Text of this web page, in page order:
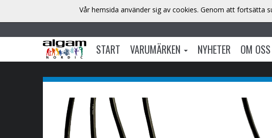
START VARUMÄRKEN NYHETER OM OSS
Vår hemsida använder sig av cookies. Genom att fortsätta